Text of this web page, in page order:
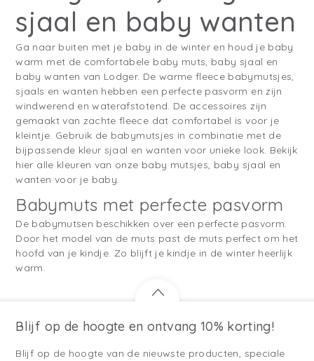
sjaal en baby wanten
Ga naar buiten met je baby in de winter en houd je baby
warm met de comfortabele baby muts, baby sjaal en
baby wanten van Lodger. De warme fleece babymutsjes,
sjaals en wanten hebben een perfecte pasvorm en zijn
windwerend en waterafstotend. De accessoires zijn
gemaakt van zachte fleece dat comfortabel is voor je
kleintje. Gebruik de babymutsjes in combinatie met de
bijpassende kleur sjaal en wanten voor unieke look. Bekijk
hier alle kleuren van onze baby mutsjes, baby sjaal en
wanten voor je baby.
Babymuts met perfecte pasvorm
De babymutsen beschikken over een perfecte pasvorm.
Door het model van de muts past de muts perfect om het
hoofd van je kindje. Zo blijft je kindje in de winter heerlijk
warm.
Blijf op de hoogte en ontvang 10% korting!
Blijf op de hoogte van de nieuwste producten, speciale